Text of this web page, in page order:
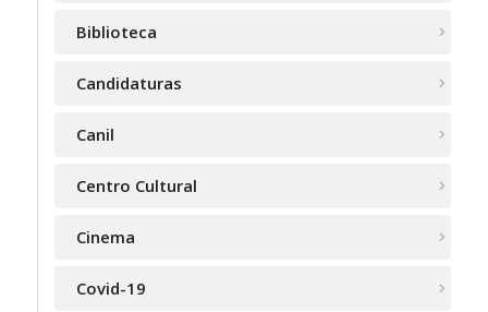
Biblioteca
Candidaturas
Canil
Centro Cultural
Cinema
Covid-19